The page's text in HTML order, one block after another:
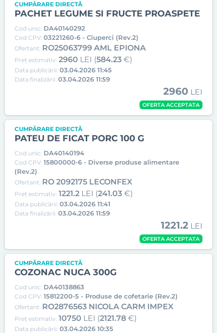
CUMPĂRARE DIRECTĂ
PACHET LEGUME SI FRUCTE PROASPETE
Cod unic: DA40140292
Cod CPV: 03221260-6 - Ciuperci (Rev.2)
Ofertant: RO25063799 AML EPIONA
Preț estimativ: 2960 LEI (584.23 €)
Data publicării: 03.04.2026 11:45
Data finalizării: 03.04.2026 11:59
2960 LEI
OFERTA ACCEPTATA
CUMPĂRARE DIRECTĂ
PATEU DE FICAT PORC 100 G
Cod unic: DA40140194
Cod CPV: 15800000-6 - Diverse produse alimentare
(Rev.2)
Ofertant: RO 2092175 LECONFEX
Preț estimativ: 1221.2 LEI (241.03 €)
Data publicării: 03.04.2026 11:41
Data finalizării: 03.04.2026 11:59
1221.2 LEI
OFERTA ACCEPTATA
CUMPĂRARE DIRECTĂ
COZONAC NUCA 300G
Cod unic: DA40138863
Cod CPV: 15812200-5 - Produse de cofetarie (Rev.2)
Ofertant: RO2876563 NICOLA CARM IMPEX
Preț estimativ: 10750 LEI (2121.78 €)
Data publicării: 03.04.2026 10:35